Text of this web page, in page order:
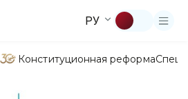
РУ
Конституционная реформа